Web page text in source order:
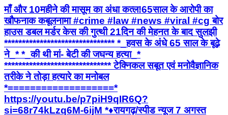
माँ और 10महीने की मासूम का अंधा कत्ल!65साल के आरोपी का
खौफनाक कबूलनामा #crime #law #news #viral #cg बोर
हाउस डबल मर्डर केस की गुत्थी 21दिन की मेहनत के बाद सुलझी
******************************* *_हवस के अंधे 65 साल के बूढ़े
ने_* *_की थी मां- बेटी की जघन्य हत्या_*
****************************** टेक्निकल सबूत एवं मनोवैज्ञानिक
तरीके ने तोड़ा हत्यारे का मनोबल
*===================*
https://youtu.be/p7piH9qIR6Q?
si=68r74kLzq6M-6ijM *♦रायगढ़/स्पीड न्यूज 7 अगस्त